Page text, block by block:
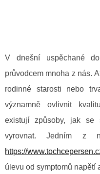
V dnešní uspěchané
průvodcem mnoha z nás.
rodinné starosti nebo
významně ovlivnit
existují způsoby, jak se
vyrovnat. Jedním z
https://
úlevu od symptomů napětí